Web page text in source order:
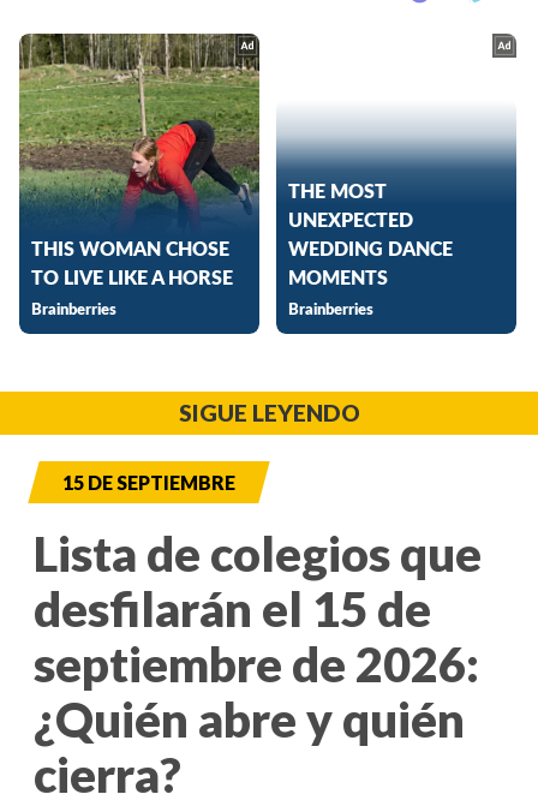
SIGUE LEYENDO
15 DE SEPTIEMBRE
Lista de colegios que
desfilarán el 15 de
septiembre de 2026:
¿Quién abre y quién
cierra?